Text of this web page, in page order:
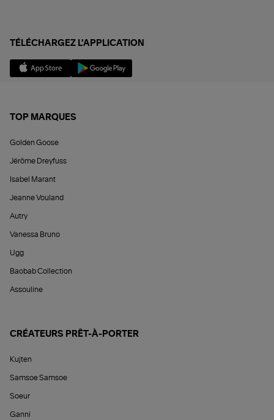
TÉLÉCHARGEZ L'APPLICATION
TOP MARQUES
Golden Goose
Jérôme Dreyfuss
Isabel Marant
Jeanne Vouland
Autry
Vanessa Bruno
Ugg
Baobab Collection
Assouline
CRÉATEURS PRÊT-À-PORTER
Kujten
Samsoe Samsoe
Soeur
Ganni